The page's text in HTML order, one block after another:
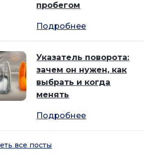
пробегом
Подробнее
Указатель поворота:
зачем он нужен, как
выбрать и когда
менять
Подробнее
все посты